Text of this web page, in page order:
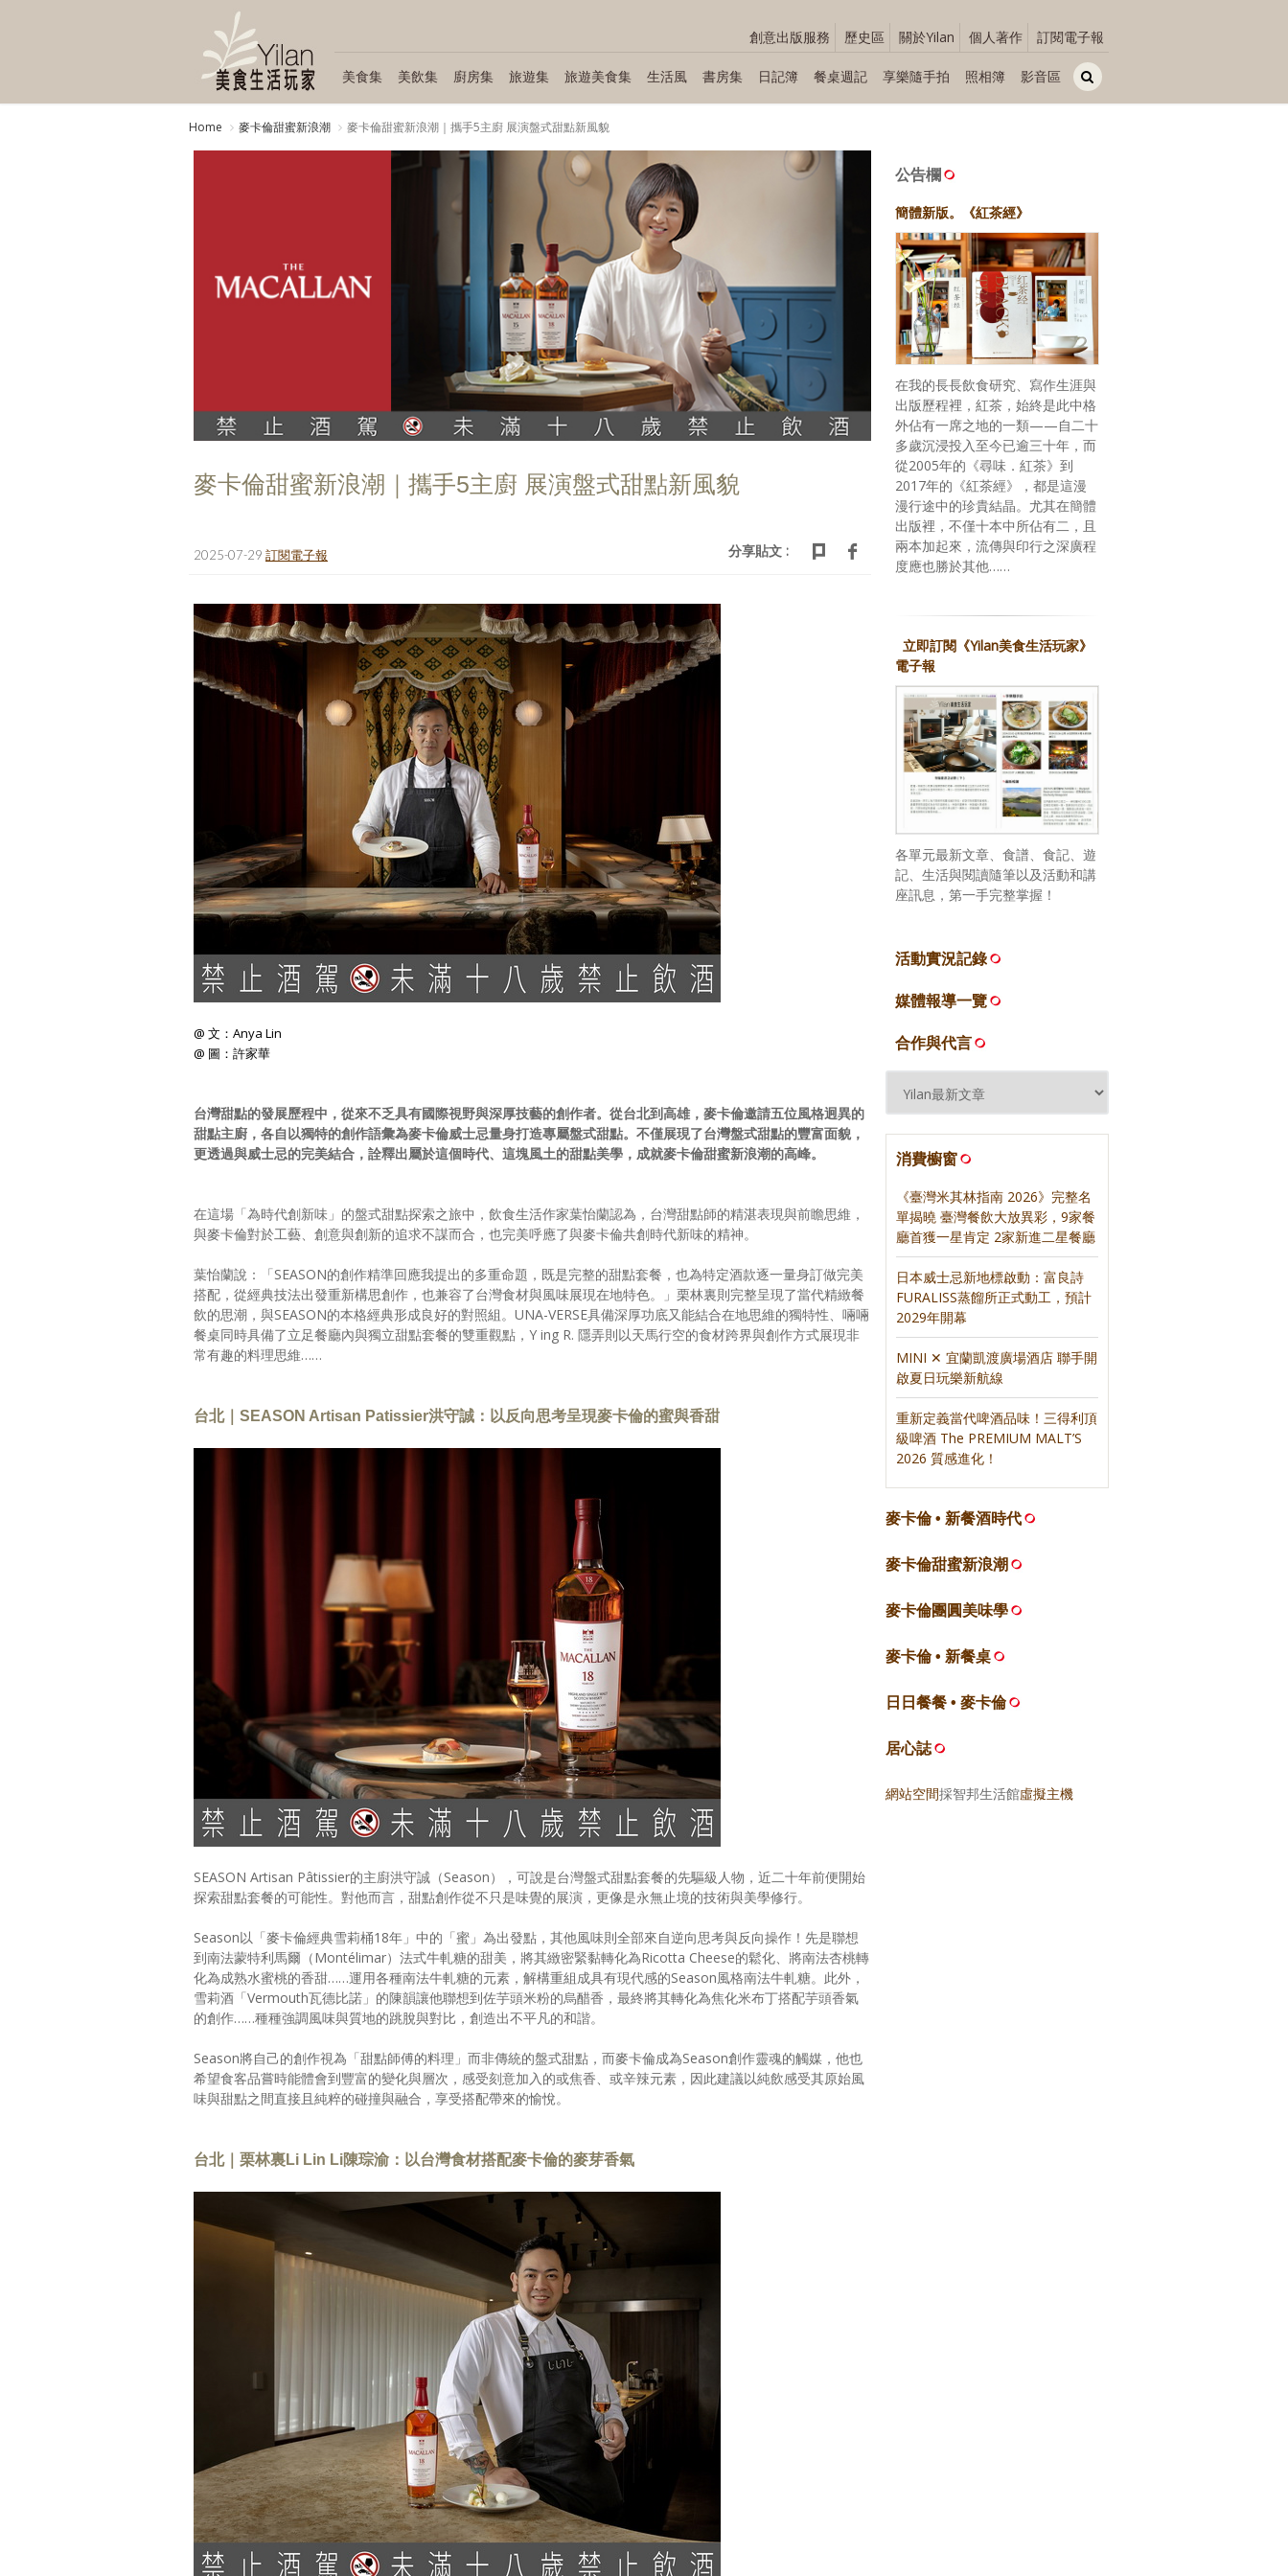
創意出版服務 歷史區 關於Yilan 個人著作 訂閱電子報
美食集 美飲集 廚房集 旅遊集 旅遊美食集 生活風 書房集 日記簿 餐桌週記 享樂隨手拍 照相簿 影音區
Home 麥卡倫甜蜜新浪潮 麥卡倫甜蜜新浪潮｜攜手5主廚 展演盤式甜點新風貌
麥卡倫甜蜜新浪潮｜攜手5主廚 展演盤式甜點新風貌
2025-07-29 訂閱電子報 分享貼文 :
@ 文：Anya Lin
@ 圖：許家華
台灣甜點的發展歷程中，從來不乏具有國際視野與深厚技藝的創作者。從台北到高雄，麥卡倫邀請五位風格迥異的
甜點主廚，各自以獨特的創作語彙為麥卡倫威士忌量身打造專屬盤式甜點。不僅展現了台灣盤式甜點的豐富面貌，
更透過與威士忌的完美結合，詮釋出屬於這個時代、這塊風土的甜點美學，成就麥卡倫甜蜜新浪潮的高峰。
在這場「為時代創新味」的盤式甜點探索之旅中，飲食生活作家葉怡蘭認為，台灣甜點師的精湛表現與前瞻思維，
與麥卡倫對於工藝、創意與創新的追求不謀而合，也完美呼應了與麥卡倫共創時代新味的精神。
葉怡蘭說：「SEASON的創作精準回應我提出的多重命題，既是完整的甜點套餐，也為特定酒款逐一量身訂做完美
搭配，從經典技法出發重新構思創作，也兼容了台灣食材與風味展現在地特色。」栗林裏則完整呈現了當代精緻餐
飲的思潮，與SEASON的本格經典形成良好的對照組。UNA-VERSE具備深厚功底又能結合在地思維的獨特性、啢啢
餐桌同時具備了立足餐廳內與獨立甜點套餐的雙重觀點，Y ing R. 隱弄則以天馬行空的食材跨界與創作方式展現非
常有趣的料理思維……
台北｜SEASON Artisan Patissier洪守誠：以反向思考呈現麥卡倫的蜜與香甜
SEASON Artisan Pâtissier的主廚洪守誠（Season），可說是台灣盤式甜點套餐的先驅級人物，近二十年前便開始
探索甜點套餐的可能性。對他而言，甜點創作從不只是味覺的展演，更像是永無止境的技術與美學修行。
Season以「麥卡倫經典雪莉桶18年」中的「蜜」為出發點，其他風味則全部來自逆向思考與反向操作！先是聯想
到南法蒙特利馬爾（Montélimar）法式牛軋糖的甜美，將其緻密緊黏轉化為Ricotta Cheese的鬆化、將南法杏桃轉
化為成熟水蜜桃的香甜……運用各種南法牛軋糖的元素，解構重組成具有現代感的Season風格南法牛軋糖。此外，
雪莉酒「Vermouth瓦德比諾」的陳韻讓他聯想到佐芋頭米粉的烏醋香，最終將其轉化為焦化米布丁搭配芋頭香氣
的創作……種種強調風味與質地的跳脫與對比，創造出不平凡的和諧。
Season將自己的創作視為「甜點師傅的料理」而非傳統的盤式甜點，而麥卡倫成為Season創作靈魂的觸媒，他也
希望食客品嘗時能體會到豐富的變化與層次，感受刻意加入的或焦香、或辛辣元素，因此建議以純飲感受其原始風
味與甜點之間直接且純粹的碰撞與融合，享受搭配帶來的愉悅。
台北｜栗林裏Li Lin Li陳琮渝：以台灣食材搭配麥卡倫的麥芽香氣
公告欄
簡體新版。《紅茶經》
在我的長長飲食研究、寫作生涯與
出版歷程裡，紅茶，始終是此中格
外佔有一席之地的一類——自二十
多歲沉浸投入至今已逾三十年，而
從2005年的《尋味．紅茶》到
2017年的《紅茶經》，都是這漫
漫行途中的珍貴結晶。尤其在簡體
出版裡，不僅十本中所佔有二，且
兩本加起來，流傳與印行之深廣程
度應也勝於其他……
立即訂閱《Yilan美食生活玩家》
電子報
各單元最新文章、食譜、食記、遊
記、生活與閱讀隨筆以及活動和講
座訊息，第一手完整掌握！
活動實況記錄
媒體報導一覽
合作與代言
消費櫥窗
《臺灣米其林指南 2026》完整名
單揭曉 臺灣餐飲大放異彩，9家餐
廳首獲一星肯定 2家新進二星餐廳
日本威士忌新地標啟動：富良詩
FURALISS蒸餾所正式動工，預計
2029年開幕
MINI ✕ 宜蘭凱渡廣場酒店 聯手開
啟夏日玩樂新航線
重新定義當代啤酒品味！三得利頂
級啤酒 The PREMIUM MALT’S
2026 質感進化！
麥卡倫 • 新餐酒時代
麥卡倫甜蜜新浪潮
麥卡倫團圓美味學
麥卡倫 • 新餐桌
日日餐餐 • 麥卡倫
居心誌
網站空間採智邦生活館虛擬主機